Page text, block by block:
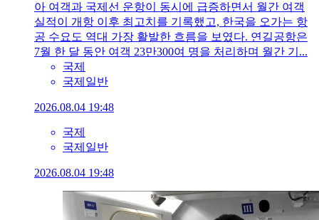
아 여객과 국제선 운항이 동시에 급증하면서 월간 여객
실적이 개항 이후 최고치를 기록했고, 한국을 오가는 항
공 수요도 역대 가장 활발한 흐름을 보였다. 연길공항은
7월 한 달 동안 여객 23만300여 명을 처리하며 월간 기...
국제
국제일반
2026.08.04 19:48
국제
국제일반
2026.08.04 19:48